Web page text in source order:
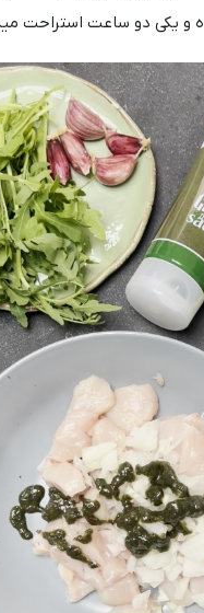
و یکی دو ساعت استراحت